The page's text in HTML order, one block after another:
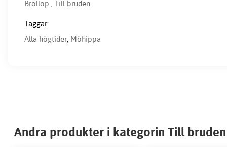
Bröllop , Till bruden
Taggar:
Alla högtider, Möhippa
Andra produkter i kategorin Till bruden